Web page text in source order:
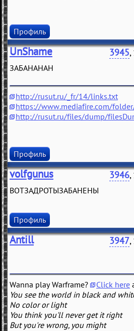
Профиль
UnShame 3945
ЗАБАНАНАН
http://rusut.ru/_fr/14/links.txt
https://www.mediafire.com/
http://rusut.ru/files/dump/
Профиль
volfgunus 3946
ВОТЗАДРОТЫЗАБАНЕНЫ
Профиль
Antill 3947
Wanna play Warframe? Click here
You see the world in black and
No color or light
You think you'll never get it right
But you're wrong, you might